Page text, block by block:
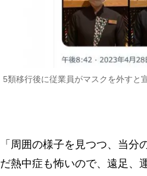
5類移行後に従業員がマスクを外すと
「周囲の様子を見つつ、当
だ熱中症も怖いので、遠足、